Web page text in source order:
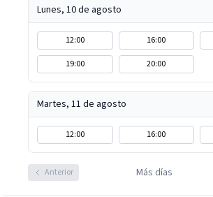
emocional con una mirada práctica
Lunes, 10 de agosto
12:00 16:00
19:00
20:00
Martes, 11 de agosto
12:00 16:00
Anterior Más días